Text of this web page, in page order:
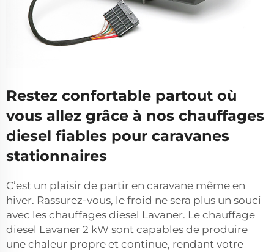
Restez confortable partout où
vous allez grâce à nos chauffages
diesel fiables pour caravanes
stationnaires
C’est un plaisir de partir en caravane même en
hiver. Rassurez-vous, le froid ne sera plus un souci
avec les chauffages diesel Lavaner. Le chauffage
diesel Lavaner 2 kW sont capables de produire
une chaleur propre et continue, rendant votre